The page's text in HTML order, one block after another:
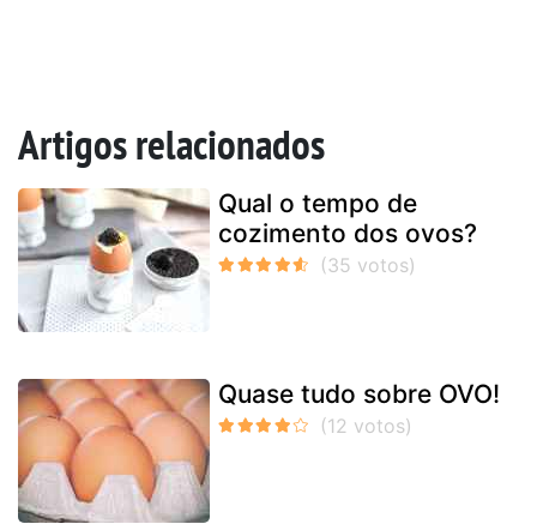
Artigos relacionados
Qual o tempo de
cozimento dos ovos?
Quase tudo sobre OVO!